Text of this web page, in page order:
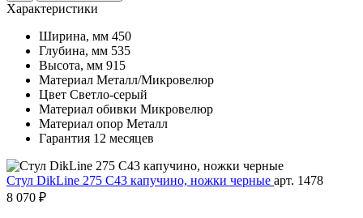
Характеристики
Ширина, мм 450
Глубина, мм 535
Высота, мм 915
Материал Металл/Микровелюр
Цвет Светло-серый
Материал обивки Микровелюр
Материал опор Металл
Гарантия 12 месяцев
Стул DikLine 275 C43 капучино, ножки черные арт. 1478
8 070 ₽